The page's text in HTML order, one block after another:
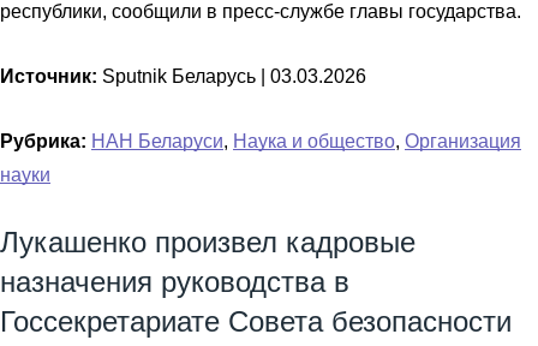
республики, сообщили в пресс-службе главы государства.
Источник: Sputnik Беларусь | 03.03.2026
Рубрика: НАН Беларуси, Наука и общество, Организация
науки
Лукашенко произвел кадровые
назначения руководства в
Госсекретариате Совета безопасности